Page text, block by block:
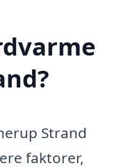
Strand
faktorer,